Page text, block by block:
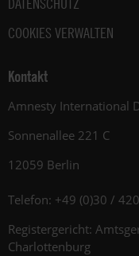
DATENSCHUTZ
COOKIES VERWALTEN
Kontakt
Amnesty International
Sonnenallee 221 C
12059 Berlin
Telefon: +49 (0)30 /
Registergericht:
Charlottenburg